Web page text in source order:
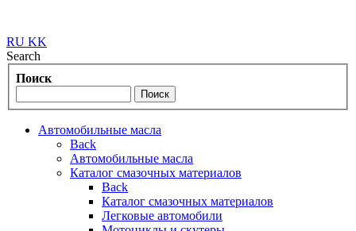
RU KK
Search
Поиск
Автомобильные масла
Back
Автомобильные масла
Каталог смазочных материалов
Back
Каталог смазочных материалов
Легковые автомобили